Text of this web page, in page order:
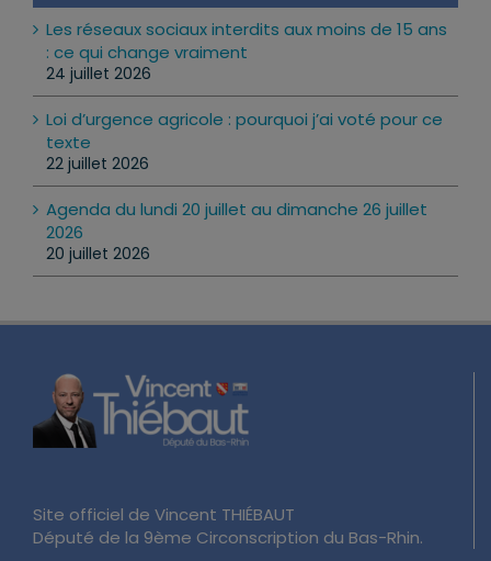
Les réseaux sociaux interdits aux moins de 15 ans
: ce qui change vraiment
24 juillet 2026
Loi d’urgence agricole : pourquoi j’ai voté pour ce
texte
22 juillet 2026
Agenda du lundi 20 juillet au dimanche 26 juillet
2026
20 juillet 2026
Site officiel de Vincent THIÉBAUT
Député de la 9ème Circonscription du Bas-Rhin.